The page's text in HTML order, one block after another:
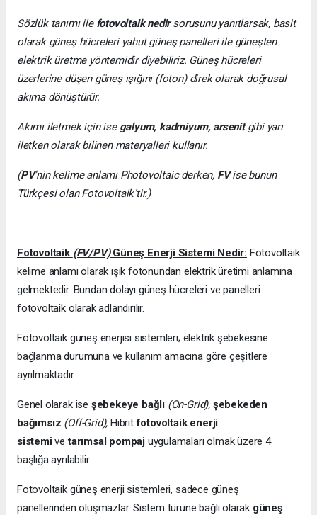
Sözlük tanımı ile fotovoltaik nedirsorusunu yanıtlarsak, basit
olarak güneş hücreleri yahut güneş panelleri ile güneşten
elektrik üretme yöntemidir diyebiliriz. Güneş hücreleri
üzerlerine düşen güneş ışığını (foton) direk olarak doğrusal
akıma dönüştürür.
Akımı iletmek için ise galyum, kadmiyum, arsenitgibi yarı
iletken olarak bilinen materyalleri kullanır.
(PV’nin kelime anlamı Photovoltaic derken, FVise bunun
Türkçesi olan Fotovoltaik’tir.)
Fotovoltaik (FV/PV)Güneş Enerji Sistemi Nedir: Fotovoltaik
kelime anlamı olarak ışık fotonundan elektrik üretimi anlamına
gelmektedir. Bundan dolayı güneş hücreleri ve panelleri
fotovoltaik olarak adlandırılır.
Fotovoltaik güneş enerjisi sistemleri; elektrik şebekesine
bağlanma durumuna ve kullanım amacına göre çeşitlere
ayrılmaktadır.
Genel olarak ise şebekeye bağlı (On-Grid), şebekeden
bağımsız (Off-Grid), Hibritfotovoltaik enerji
sistemivetarımsal pompaj uygulamaları olmak üzere 4
başlığa ayrılabilir.
Fotovoltaik güneş enerji sistemleri, sadece güneş
panellerinden oluşmazlar. Sistem türüne bağlı olarak güneş